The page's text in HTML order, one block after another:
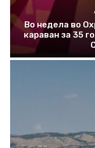
Во недела во
караван за 35